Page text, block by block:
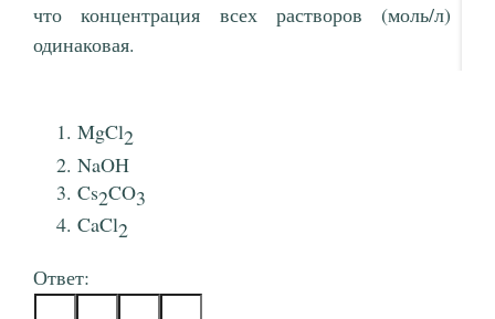
что концентрация всех растворов (моль/л)
одинаковая.
MgCl2
NaOH
Cs2CO3
CaCl2
Ответ: